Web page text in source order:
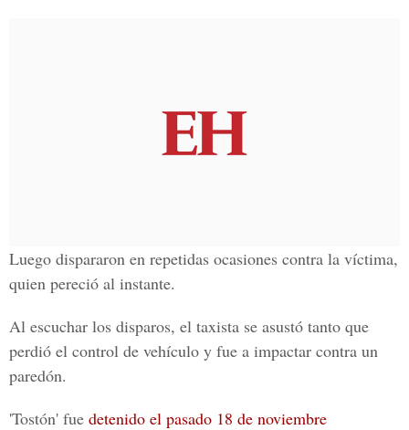
Luego dispararon en repetidas ocasiones contra la víctima,
quien pereció al instante.
Al escuchar los disparos, el taxista se asustó tanto que
perdió el control de vehículo y fue a impactar contra un
paredón.
'Tostón' fue detenido el pasado 18 de noviembre